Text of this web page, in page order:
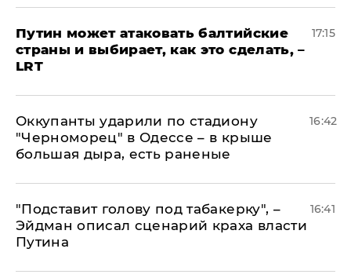
Путин может атаковать балтийские
страны и выбирает, как это сделать, –
LRT
17:15
Оккупанты ударили по стадиону
"Черноморец" в Одессе – в крыше
большая дыра, есть раненые
16:42
​"Подставит голову под табакерку", –
Эйдман описал сценарий краха власти
Путина
16:41